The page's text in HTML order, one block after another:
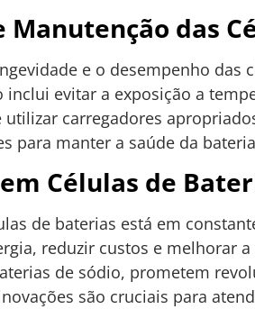
Manutenção das
e o desempenho
inclui evitar a exposição a
carregadores
para manter a saúde da
Células de
de baterias está em
reduzir custos e melhorar
de sódio, prometem
são cruciais para